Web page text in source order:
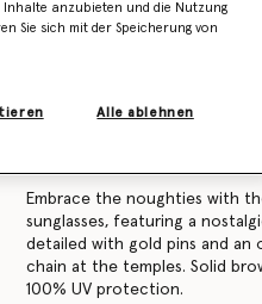
Produktdetails
Embrace the noughties with
sunglasses, featuring a
detailed with gold pins and an
chain at the temples. Solid
100% UV protection.
Inhalte anzubieten und die Nutzung
Sie sich mit der Speicherung von
Alle ablehnen